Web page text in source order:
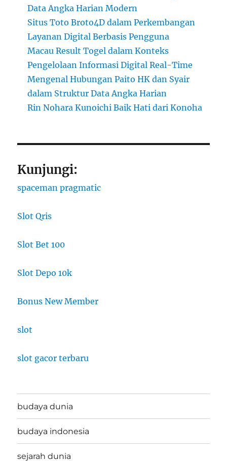
Data Angka Harian Modern
Situs Toto Broto4D dalam Perkembangan
Layanan Digital Berbasis Pengguna
Macau Result Togel dalam Konteks
Pengelolaan Informasi Digital Real-Time
Mengenal Hubungan Paito HK dan Syair
dalam Struktur Data Angka Harian
Rin Nohara Kunoichi Baik Hati dari Konoha
Kunjungi:
spaceman pragmatic
Slot Qris
Slot Bet 100
Slot Depo 10k
Bonus New Member
slot
slot gacor terbaru
budaya dunia
budaya indonesia
sejarah dunia